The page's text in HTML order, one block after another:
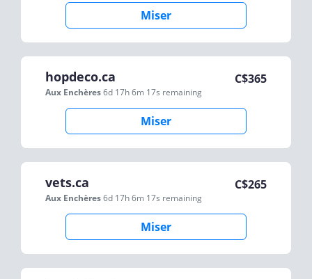
Miser
hopdeco.ca
Aux Enchères6d 17h 6m 17s remaining
C$365
Miser
vets.ca
Aux Enchères6d 17h 6m 17s remaining
C$265
Miser